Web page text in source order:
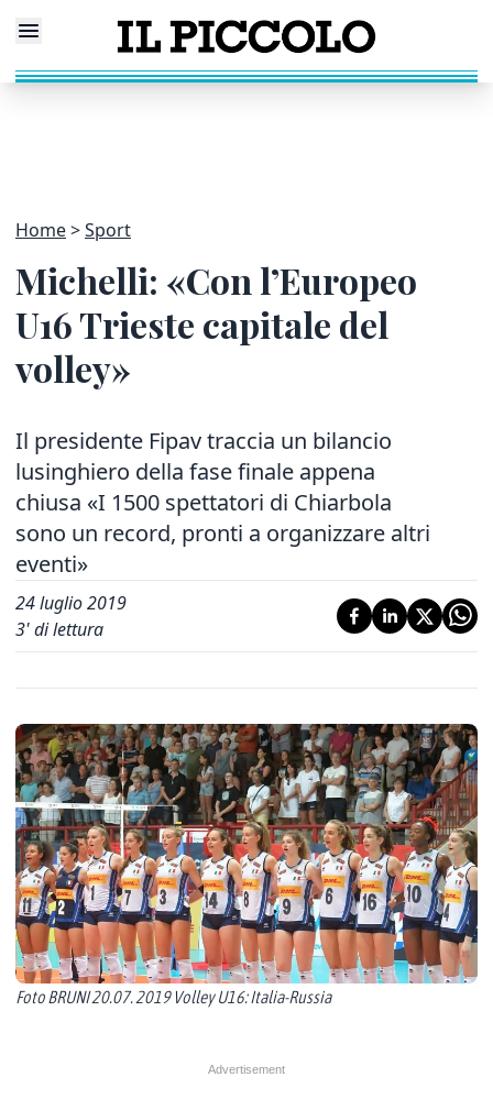
Home Sport
Michelli: «Con l’Europeo
U16 Trieste capitale del
volley»
Il presidente Fipav traccia un bilancio
lusinghiero della fase finale appena
chiusa «I 1500 spettatori di Chiarbola
sono un record, pronti a organizzare altri
eventi»
24 luglio 2019
3' di lettura
Foto BRUNI 20.07. 2019 Volley U16: Italia-Russia